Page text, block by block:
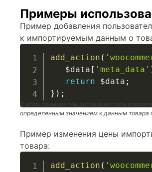
Примеры
Пример добавления
к импортируемым данным о
add_action (
$data [ 'meta_data'
return
$data ;
} ) ;
В этом примере мы добавляем
определенным значением к данным товара
Пример изменения цены
товара:
add_action (